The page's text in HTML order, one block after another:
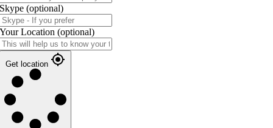
Skype (optional)
Your Location (optional)
Get location